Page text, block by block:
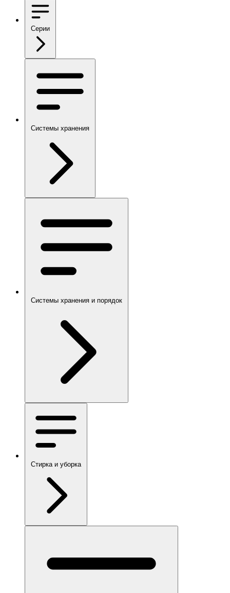
Серии
Системы хранения
Системы хранения и порядок
Стирка и уборка